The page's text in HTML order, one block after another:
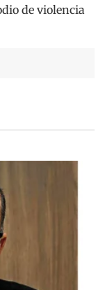
de violencia